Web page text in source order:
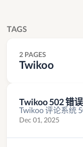
TAGS
2 PAGES
Twikoo
Twikoo 502 错
Twikoo 评论系统
Dec 01, 2025